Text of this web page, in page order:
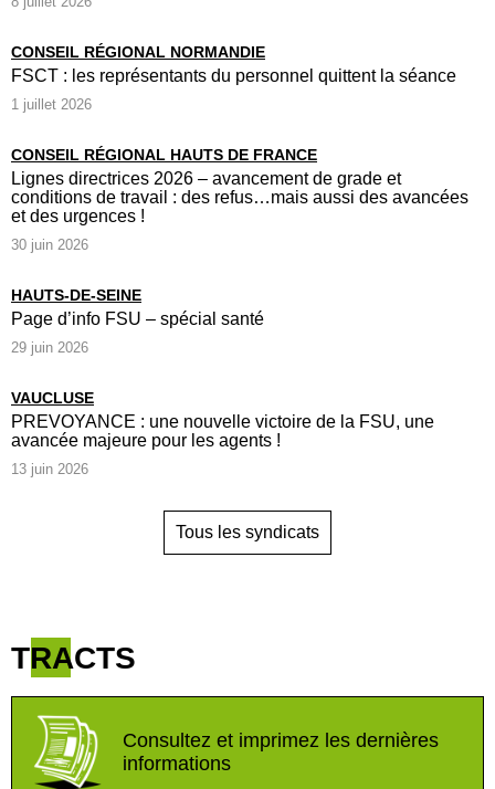
CONSEIL RÉGIONAL NORMANDIE
FSCT : les représentants du personnel quittent la séance
1 juillet 2026
CONSEIL RÉGIONAL HAUTS DE FRANCE
Lignes directrices 2026 – avancement de grade et
conditions de travail : des refus…mais aussi des avancées
et des urgences !
30 juin 2026
HAUTS-DE-SEINE
Page d’info FSU – spécial santé
29 juin 2026
VAUCLUSE
PREVOYANCE : une nouvelle victoire de la FSU, une
avancée majeure pour les agents !
13 juin 2026
Tous les syndicats
TRACTS
Consultez et imprimez les dernières
informations